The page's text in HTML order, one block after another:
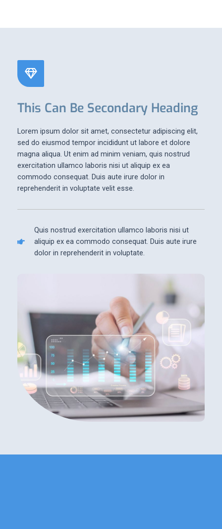
This Can Be Secondary Heading
Lorem ipsum dolor sit amet, consectetur adipiscing elit,
sed do eiusmod tempor incididunt ut labore et dolore
magna aliqua. Ut enim ad minim veniam, quis nostrud
exercitation ullamco laboris nisi ut aliquip ex ea
commodo consequat. Duis aute irure dolor in
reprehenderit in voluptate velit esse.
Quis nostrud exercitation ullamco laboris nisi ut
aliquip ex ea commodo consequat. Duis aute irure
dolor in reprehenderit in voluptate.